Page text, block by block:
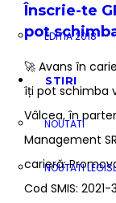
EDITIA 2018
STIRI
NOUTATI
NOUTATI
Înscrie-te
pot
🚀 Avans în
îți pot schimba
Vâlcea, în
Management
carieră:
Cod SMIS: